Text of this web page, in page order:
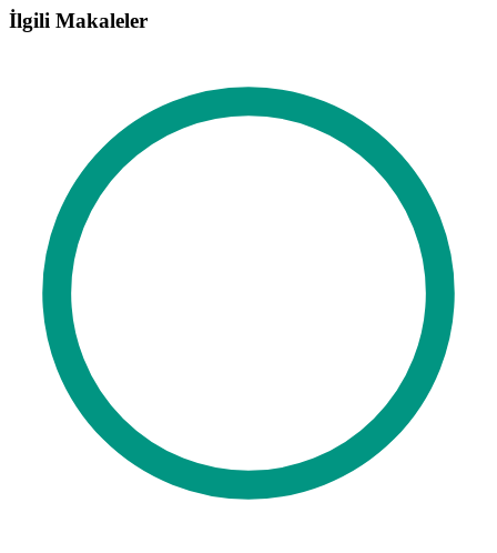
İlgili Makaleler